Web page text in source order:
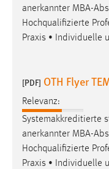
anerkannter MBA-
Hochqualifizierte
Praxis • Individuelle
[PDF] OTH Flyer
Relevanz:
Systemakkreditierte
anerkannter MBA-
Hochqualifizierte
Praxis • Individuelle